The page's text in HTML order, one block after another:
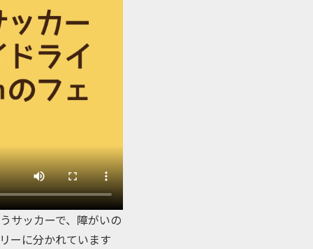
サッカーで、障がいの
ーに分かれています